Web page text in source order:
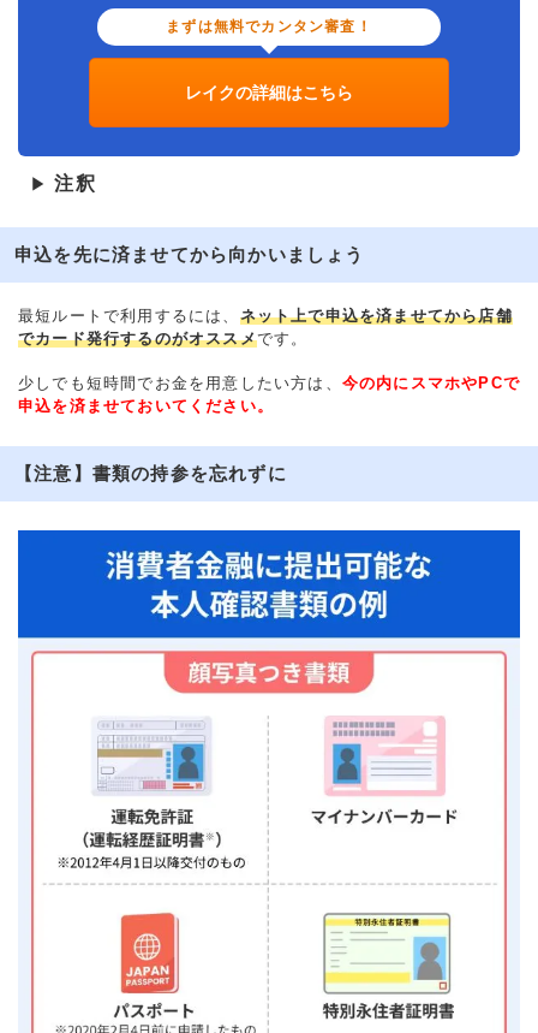
まずは無料でカンタン審査！
レイクの詳細はこちら
▶ 注釈
申込を先に済ませてから向かいましょう
最短ルートで利用するには、 ネット上で申込を済ませてから店舗
でカード発行するのがオススメです。
少しでも短時間でお金を用意したい方は、 今の内にスマホやPCで
申込を済ませておいてください。
【注意】書類の持参を忘れずに